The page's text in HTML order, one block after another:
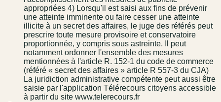
appropriées 4) Lorsqu'il est saisi aux fins de prévenir
une atteinte imminente ou faire cesser une atteinte
illicite à un secret des affaires, le juge des référés peut
prescrire toute mesure provisoire et conservatoire
proportionnée, y compris sous astreinte. Il peut
notamment ordonner l'ensemble des mesures
mentionnées à l'article R. 152-1 du code de commerce
(référé « secret des affaires » article R 557-3 du CJA)
La juridiction administrative compétente peut aussi être
saisie par l'application Télérecours citoyens accessible
à partir du site www.telerecours.fr